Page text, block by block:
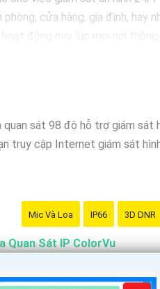
phòng, cửa hàng, gia đình, hay
quan sát 98 độ hỗ trợ giám sát
truy cập Internet giám sát
Mic Và Loa IP66 3D DNR
Quan Sát IP ColorVu